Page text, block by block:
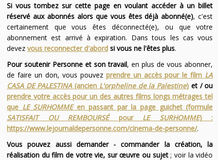
Si vous tombez sur cette page en voulant accéder à un billet
réservé aux abonnés alors que vous êtes déjà abonné(e), c'est
certainement que vous êtes déconnecté(e), ou que votre
abonnement est arrivé à expiration. Dans tous les cas vous
devez vous reconnecter d'abordsi vous ne l'êtes plus.
Pour soutenir Personne et son travail, en plus de vous abonner,
de faire un don, vous pouvez prendre un accès pour le film LA
CASA DE PALESTINA(ancien L'orpheline de la Palestine) et / ou
prendre votre accès pour un des autres films longs métrages tel
que LE SURHOMMEen passant par la page guichet (formule
SATISFAIT OU REMBOURSÉpour LE SURHOMME) :
https://www.lejournaldepersonne.com/cinema-de-personne/.
Vous pouvez aussi demander - commander la création, la
réalisation du film de votre vie, sur œuvre ou sujet; voir la vidéo